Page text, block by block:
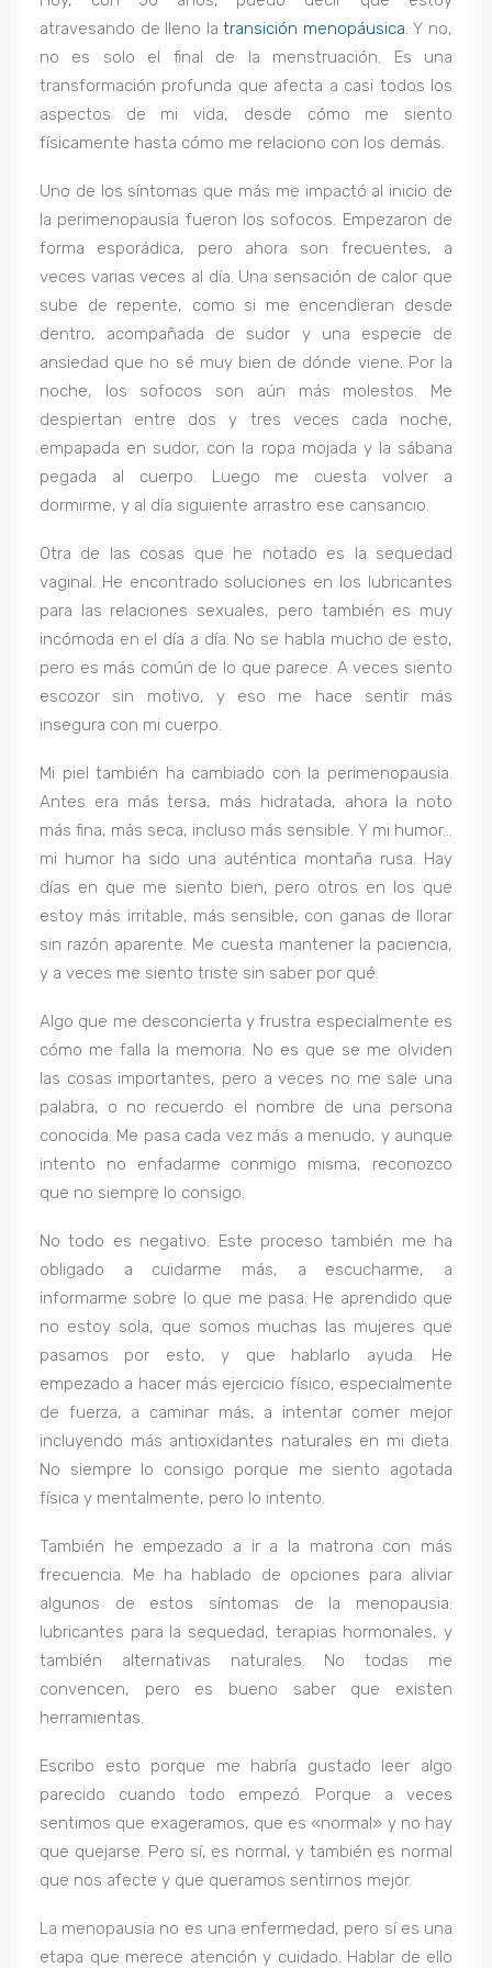
atravesando de lleno latransición menopáusica. Y no,
no es solo el final de la menstruación. Es una
transformación profunda que afecta a casi todos los
aspectos de mi vida, desde cómo me siento
físicamente hasta cómo me relaciono con los demás.
Uno de los síntomas que más me impactó al inicio de
la perimenopausia fueron los sofocos. Empezaron de
forma esporádica, pero ahora son frecuentes, a
veces varias veces al día. Una sensación de calor que
sube de repente, como si me encendieran desde
dentro, acompañada de sudor y una especie de
ansiedad que no sé muy bien de dónde viene. Por la
noche, los sofocos son aún más molestos. Me
despiertan entre dos y tres veces cada noche,
empapada en sudor, con la ropa mojada y la sábana
pegada al cuerpo. Luego me cuesta volver a
dormirme, y al día siguiente arrastro ese cansancio.
Otra de las cosas que he notado es la sequedad
vaginal. He encontrado soluciones en los lubricantes
para las relaciones sexuales, pero también es muy
incómoda en el día a día. No se habla mucho de esto,
pero es más común de lo que parece. A veces siento
escozor sin motivo, y eso me hace sentir más
insegura con mi cuerpo.
Mi piel también ha cambiado con la perimenopausia.
Antes era más tersa, más hidratada, ahora la noto
más fina, más seca, incluso más sensible. Y mi humor…
mi humor ha sido una auténtica montaña rusa. Hay
días en que me siento bien, pero otros en los que
estoy más irritable, más sensible, con ganas de llorar
sin razón aparente. Me cuesta mantener la paciencia,
y a veces me siento triste sin saber por qué.
Algo que me desconcierta y frustra especialmente es
cómo me falla la memoria. No es que se me olviden
las cosas importantes, pero a veces no me sale una
palabra, o no recuerdo el nombre de una persona
conocida. Me pasa cada vez más a menudo, y aunque
intento no enfadarme conmigo misma, reconozco
que no siempre lo consigo.
No todo es negativo. Este proceso también me ha
obligado a cuidarme más, a escucharme, a
informarme sobre lo que me pasa. He aprendido que
no estoy sola, que somos muchas las mujeres que
pasamos por esto, y que hablarlo ayuda. He
empezado a hacer más ejercicio físico, especialmente
de fuerza, a caminar más, a intentar comer mejor
incluyendo más antioxidantes naturales en mi dieta.
No siempre lo consigo porque me siento agotada
física y mentalmente, pero lo intento.
También he empezado a ir a la matrona con más
frecuencia. Me ha hablado de opciones para aliviar
algunos de estos síntomas de la menopausia:
lubricantes para la sequedad, terapias hormonales, y
también alternativas naturales. No todas me
convencen, pero es bueno saber que existen
herramientas.
Escribo esto porque me habría gustado leer algo
parecido cuando todo empezó. Porque a veces
sentimos que exageramos, que es «normal» y no hay
que quejarse. Pero sí, es normal, y también es normal
que nos afecte y que queramos sentirnos mejor.
La menopausia no es una enfermedad, pero sí es una
etapa que merece atención y cuidado. Hablar de ello